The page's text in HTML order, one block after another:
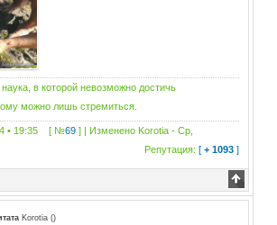
в которой невозможно достичь
можно лишь стремиться.
• 19:35 [ №69 ] | Изменено Korotia -Ср,
Репутация: [+ 1093 ]
Korotia ()